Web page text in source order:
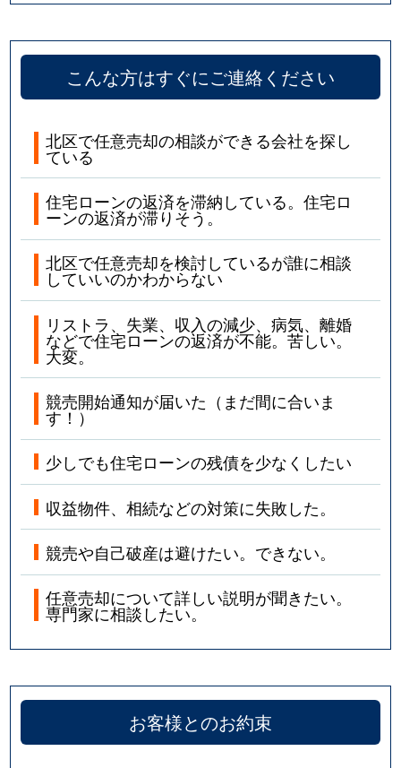
こんな方はすぐにご連絡ください
北区で任意売却の相談ができる会社を探し
ている
住宅ローンの返済を滞納している。住宅ロ
ーンの返済が滞りそう。
北区で任意売却を検討しているが誰に相談
していいのかわからない
リストラ、失業、収入の減少、病気、離婚
などで住宅ローンの返済が不能。苦しい。
大変。
競売開始通知が届いた（まだ間に合いま
す！）
少しでも住宅ローンの残債を少なくしたい
収益物件、相続などの対策に失敗した。
競売や自己破産は避けたい。できない。
任意売却について詳しい説明が聞きたい。
専門家に相談したい。
お客様とのお約束